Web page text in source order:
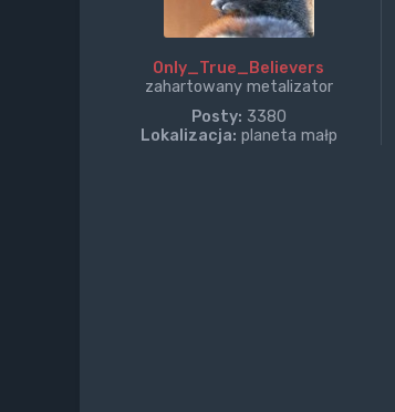
Only_True_Believers
zahartowany metalizator
Posty: 3380
Lokalizacja: planeta małp